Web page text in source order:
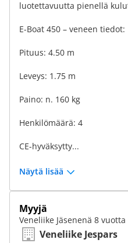
luotettavuutta pienellä
E-Boat 450 – veneen tiedot:
Pituus: 4.50 m
Leveys: 1.75 m
Paino: n. 160 kg
Henkilömäärä: 4
CE-hyväksytty...
Näytä lisää
Myyjä
Veneliike Jäsenenä 8 vuotta
Veneliike Jespars